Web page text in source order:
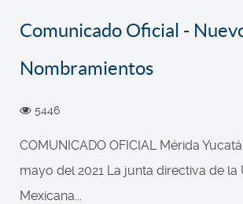
Comunicado Oficial -
Nombramientos
5446
COMUNICADO OFICIAL Mérida
mayo del 2021 La junta directiva de la
Mexicana...